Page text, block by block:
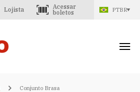
Lojista
Acessar
boletos
PTBR
Conjunto Brasa